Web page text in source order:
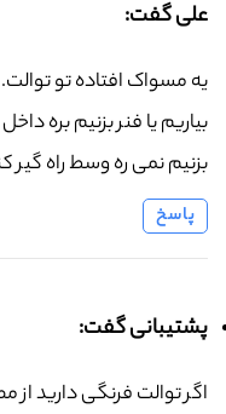
علی گفت:
یه مسواک افتاده تو
بیاریم یا فنر بزنیم بره
بزنیم نمی ره وسط راه گیر
پاسخ
پشتیبانی گفت:
اگر توالت فرنگی دارید از